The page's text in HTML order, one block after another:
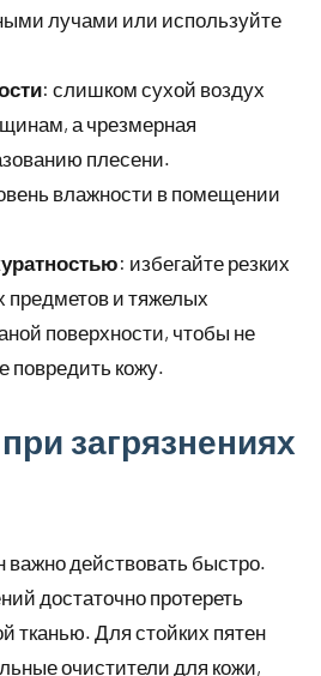
лучами или используйте
: слишком сухой воздух
а чрезмерная
плесени.
влажности в помещении
: избегайте резких
предметов и тяжелых
поверхности, чтобы не
повредить кожу.
загрязнениях
важно действовать быстро.
достаточно протереть
тканью. Для стойких пятен
очистители для кожи,